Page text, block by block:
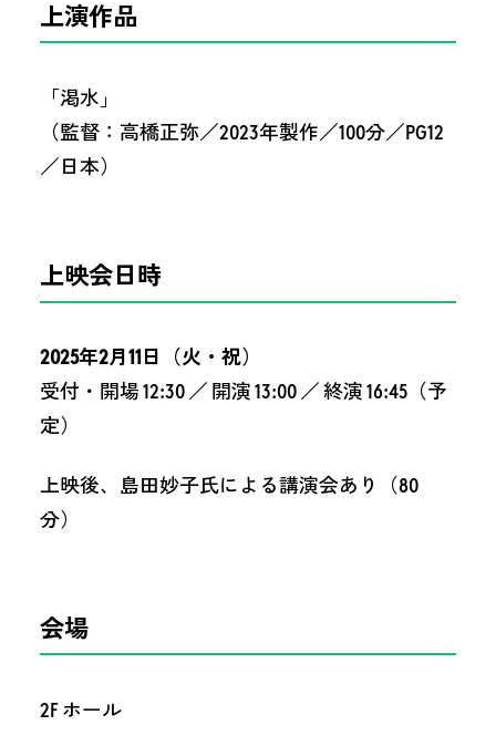
上演作品
「渇水」
（監督：高橋正弥／2023年製作／100分／PG12
／日本）
上映会日時
2025年2月11日（火・祝）
受付・開場 12:30 ／ 開演 13:00 ／ 終演 16:45（予
定）
上映後、島田妙子氏による講演会あり（80
分）
会場
2F ホール